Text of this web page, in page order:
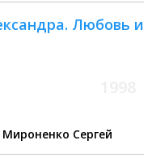
Любовь и
Мейлунас Андрей, Мироненко Сергей